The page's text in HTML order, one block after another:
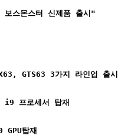
스몬스터 신제품 출시"
GTS63 3가지 라인업 출시
i9 프로세서 탑재
GPU탑재